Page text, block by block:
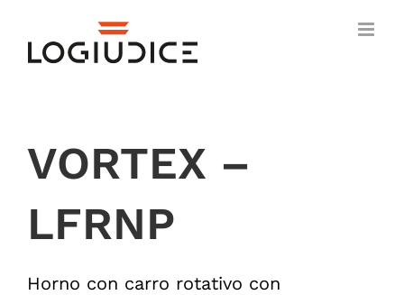
content
VORTEX –
LFRNP
Horno con carro rotativo con